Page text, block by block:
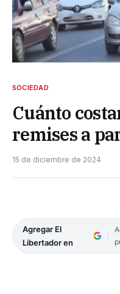
SOCIEDAD
Cuánto
remises a
15 de diciembre de 2024
Agregar El
Libertador en